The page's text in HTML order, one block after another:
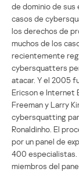
de dominio de sus
casos de
los derechos de
muchos de los
recientemente
cybersquatters
atacar. Y el 2005
Ericson e Internet
Freeman y Larry
cybersquatting
Ronaldinho. El
por un panel de
400 especialistas.
miembros del